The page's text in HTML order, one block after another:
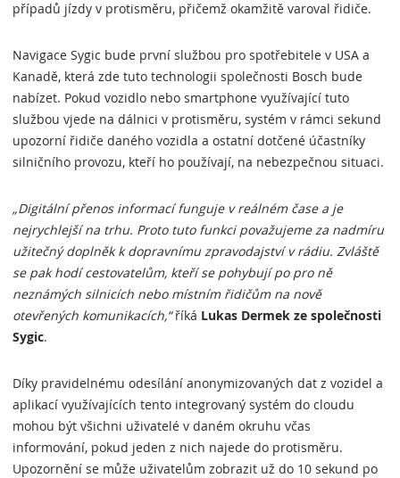
případů jízdy v protisměru, přičemž okamžitě varoval řidiče.
Navigace Sygic bude první službou pro spotřebitele v USA a
Kanadě, která zde tuto technologii společnosti Bosch bude
nabízet. Pokud vozidlo nebo smartphone využívající tuto
službou vjede na dálnici v protisměru, systém v rámci sekund
upozorní řidiče daného vozidla a ostatní dotčené účastníky
silničního provozu, kteří ho používají, na nebezpečnou situaci.
„Digitální přenos informací funguje v reálném čase a je
nejrychlejší na trhu. Proto tuto funkci považujeme za nadmíru
užitečný doplněk k dopravnímu zpravodajství v rádiu. Zvláště
se pak hodí cestovatelům, kteří se pohybují po pro ně
neznámých silnicích nebo místním řidičům na nově
otevřených komunikacích,“říká Lukas Dermek ze společnosti
Sygic.
Díky pravidelnému odesílání anonymizovaných dat z vozidel a
aplikací využívajících tento integrovaný systém do cloudu
mohou být všichni uživatelé v daném okruhu včas
informování, pokud jeden z nich najede do protisměru.
Upozornění se může uživatelům zobrazit už do 10 sekund po